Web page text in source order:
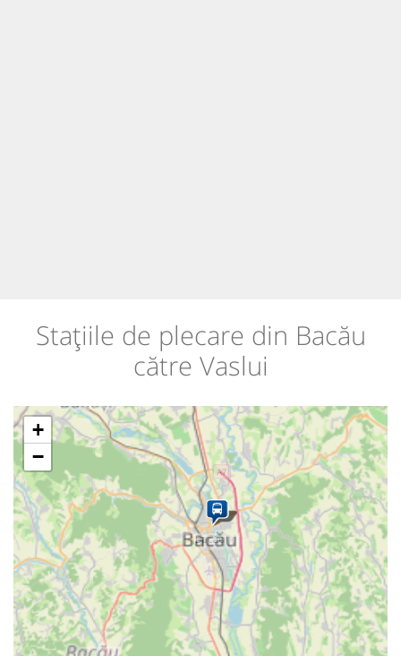
Stațiile de plecare din Bacău
către Vaslui
+
−